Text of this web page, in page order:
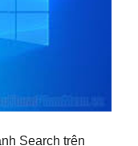
Search trên